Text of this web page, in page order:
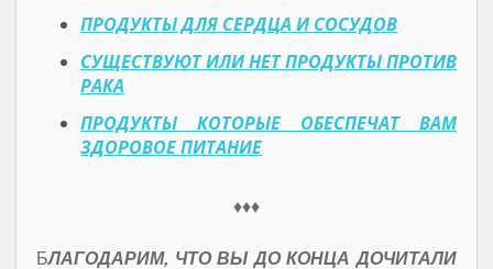
ПРОДУКТЫ ДЛЯ СЕРДЦА И СОСУДОВ
СУЩЕСТВУЮТ ИЛИ НЕТ ПРОДУКТЫ ПРОТИВ
РАКА
ПРОДУКТЫ КОТОРЫЕ ОБЕСПЕЧАТ ВАМ
ЗДОРОВОЕ ПИТАНИЕ
♦♦♦
БЛАГОДАРИМ, ЧТО ВЫ ДО КОНЦА ДОЧИТАЛИ